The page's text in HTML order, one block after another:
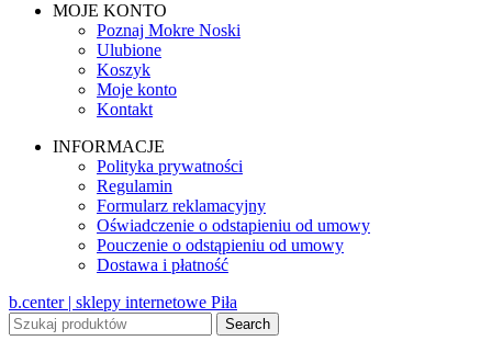
MOJE KONTO
Poznaj Mokre Noski
Ulubione
Koszyk
Moje konto
Kontakt
INFORMACJE
Polityka prywatności
Regulamin
Formularz reklamacyjny
Oświadczenie o odstapieniu od umowy
Pouczenie o odstąpieniu od umowy
Dostawa i płatność
b.center | sklepy internetowe Piła
Search